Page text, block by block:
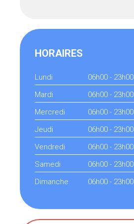
HORAIRES
Lundi
06h00 - 23h00
Mardi
06h00 - 23h00
Mercredi
06h00 - 23h00
Jeudi
06h00 - 23h00
Vendredi
06h00 - 23h00
Samedi
06h00 - 23h00
Dimanche
06h00 - 23h00